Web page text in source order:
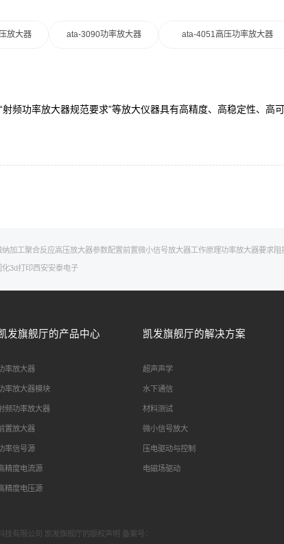
放大器 ata-3090功率放大器 ata-4051高压功率放大器
频功率放大器规范要求”等放大仪器具有高精度、高稳定性、高
加工 聚合反应高压放大器参数配置前置微小信号放大器工作原理功率放大器要求阻
3d打印西安安泰电子
发旗舰厅的产品中心
率放大器
率放大器模块
频功率放大器
置放大器
率信号源
精度电流源
精度电压源
凯发旗舰厅的解决方案
超声声学
水下通信
材料测试
微小信号放大
压电驱动与控制
电磁场驱动
有限公司 凯发旗舰厅的版权声明 备案号：